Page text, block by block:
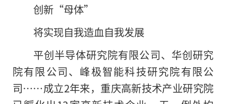
创新“母体”
将实现自我造血自我发展
平创半导体研究院有限公司、华创研究
院有限公司、峰极智能科技研究院有限公
司……成立2年来，重庆高新技术产业研究院